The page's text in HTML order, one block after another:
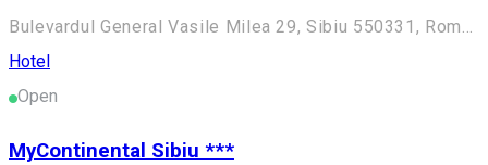
Hotel
Open
MyContinental Sibiu ***